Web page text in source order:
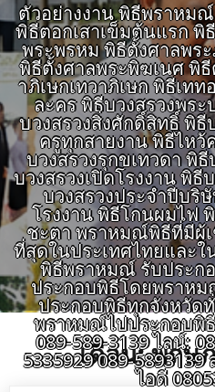
ตัวอย่างงาน พิธีพราหมณ์
พิธีตอกเสาเข็มต้นแรก พิ
พระพรหม พิธีตั้งศาลพร
พิธีตั้งศาลพระพิฆเนศ พิ
าภิเษกเทวาภิเษก พิธีเท
ละคร พิธีบวงสรวงพร
บวงสรวงสิ่งศักดิ์สิทธิ์ พิธี
ครูทุกสายงาน พิธีไห
บวงสรวงรุกขเทวดา พิ
บวงสรวงเปิดโรงงาน พิ
บวงสรวงประจำปีบริ
โรงงาน พิธีโกนผมไฟ
ชะตา พราหมณ์พิธีที่มีผู้
ที่สุดในประเทศไทยและ
พิธีพราหมณ์ รับประ
ประกอบพิธีโดยพราห
ประกอบพิธีทุกจังหวัด
พราหมณ์ไปประกอบพิธี
089-589-3139 ไลน์:
5335929 089-
ไอดี
เดือน:พฤษ